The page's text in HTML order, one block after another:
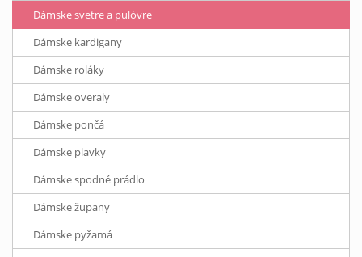
Dámske svetre a pulóvre
Dámske kardigany
Dámske roláky
Dámske overaly
Dámske pončá
Dámske plavky
Dámske spodné prádlo
Dámske župany
Dámske pyžamá